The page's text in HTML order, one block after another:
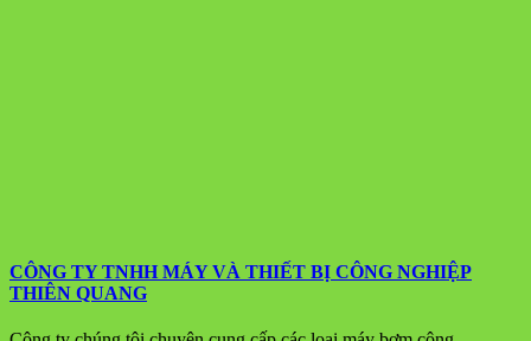
CÔNG TY TNHH MÁY VÀ THIẾT BỊ CÔNG NGHIỆP
THIÊN QUANG